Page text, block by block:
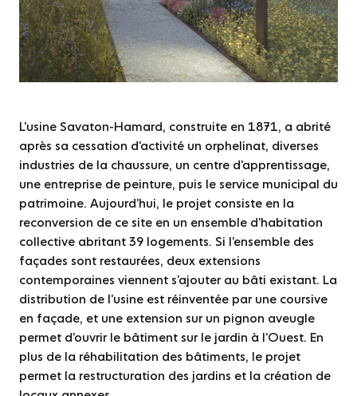
L’usine Savaton-Hamard, construite en 1871, a abrité
après sa cessation d’activité un orphelinat, diverses
industries de la chaussure, un centre d’apprentissage,
une entreprise de peinture, puis le service municipal du
patrimoine. Aujourd’hui, le projet consiste en la
reconversion de ce site en un ensemble d’habitation
collective abritant 39 logements. Si l’ensemble des
façades sont restaurées, deux extensions
contemporaines viennent s’ajouter au bâti existant. La
distribution de l’usine est réinventée par une coursive
en façade, et une extension sur un pignon aveugle
permet d’ouvrir le bâtiment sur le jardin à l’Ouest. En
plus de la réhabilitation des bâtiments, le projet
permet la restructuration des jardins et la création de